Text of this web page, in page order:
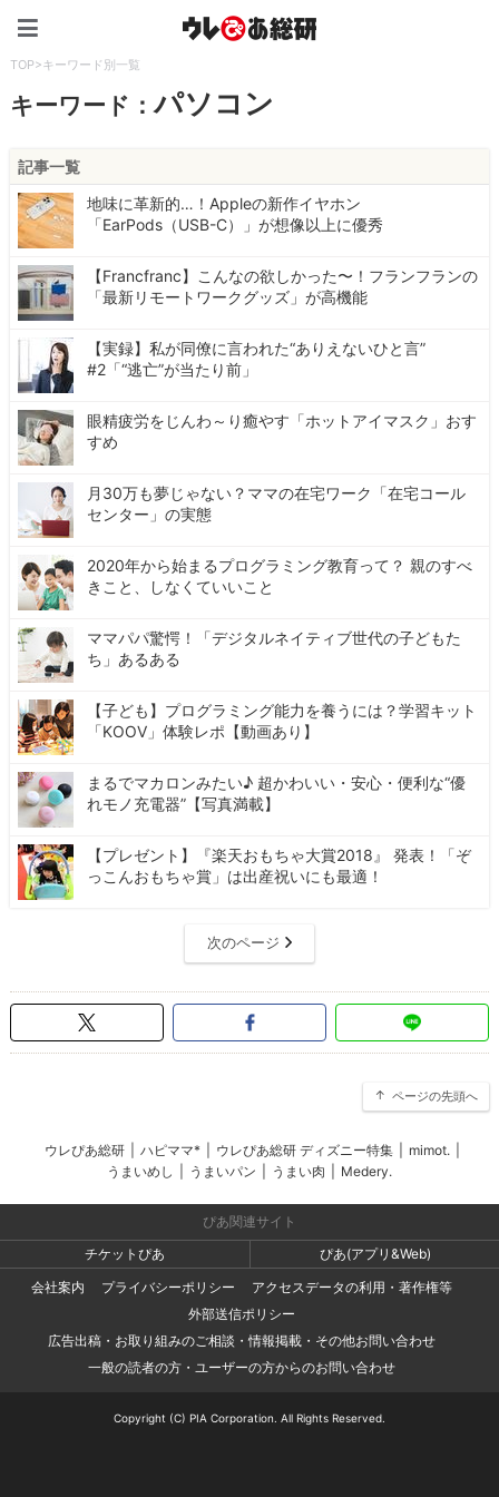
TOP>キーワード別一覧
キーワード：パソコン
記事一覧
地味に革新的…！Appleの新作イヤホン
「EarPods（USB-C）」が想像以上に優秀
【Francfranc】こんなの欲しかった〜！フランフランの
「最新リモートワークグッズ」が高機能
【実録】私が同僚に言われた“ありえないひと言”
#2「“逃亡”が当たり前」
眼精疲労をじんわ～り癒やす「ホットアイマスク」おす
すめ
月30万も夢じゃない？ママの在宅ワーク「在宅コール
センター」の実態
2020年から始まるプログラミング教育って？ 親のすべ
きこと、しなくていいこと
ママパパ驚愕！「デジタルネイティブ世代の子どもた
ち」あるある
【子ども】プログラミング能力を養うには？学習キット
「KOOV」体験レポ【動画あり】
まるでマカロンみたい♪ 超かわいい・安心・便利な“優
れモノ充電器”【写真満載】
【プレゼント】『楽天おもちゃ大賞2018』 発表！「ぞ
っこんおもちゃ賞」は出産祝いにも最適！
次のページ
ページの先頭へ
ウレぴあ総研 ハピママ* ウレぴあ総研 ディズニー特集 mimot.
うまいめし
うまいパン うまい肉 Medery.
ぴあ関連サイト
チケットぴあ
ぴあ(アプリ&Web)
会社案内
プライバシーポリシー
アクセスデータの利用・著作権等
外部送信ポリシー
広告出稿・お取り組みのご相談・情報掲載・その他お問い合わせ
一般の読者の方・ユーザーの方からのお問い合わせ
Copyright (C) PIA Corporation. All Rights Reserved.